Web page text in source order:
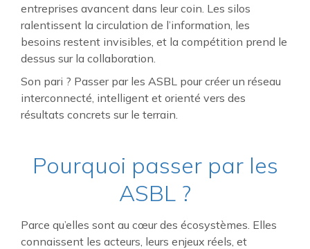
entreprises avancent dans leur coin. Les silos
ralentissent la circulation de l’information, les
besoins restent invisibles, et la compétition prend le
dessus sur la collaboration.
Son pari ? Passer par les ASBL pour créer un réseau
interconnecté, intelligent et orienté vers des
résultats concrets sur le terrain.
Pourquoi passer par les
ASBL ?
Parce qu’elles sont au cœur des écosystèmes. Elles
connaissent les acteurs, leurs enjeux réels, et